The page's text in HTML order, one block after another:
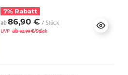
7% Rabatt
ab86,90 € / Stück
UVP ab92,99 €/Stück